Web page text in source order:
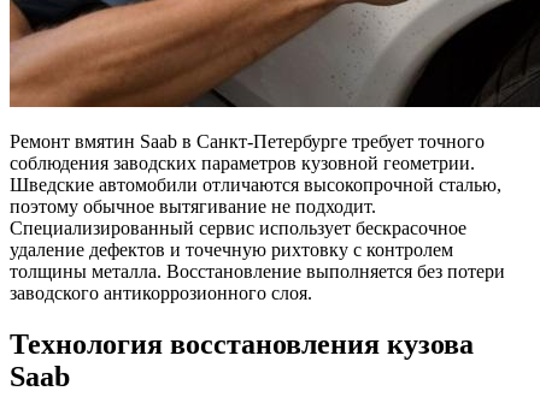
Ремонт вмятин Saab в Санкт-Петербурге требует точного
соблюдения заводских параметров кузовной геометрии.
Шведские автомобили отличаются высокопрочной сталью,
поэтому обычное вытягивание не подходит.
Специализированный сервис использует бескрасочное
удаление дефектов и точечную рихтовку с контролем
толщины металла. Восстановление выполняется без потери
заводского антикоррозионного слоя.
Технология восстановления кузова
Saab